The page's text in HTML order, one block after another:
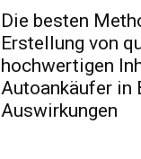
Die besten
Erstellung von
hochwertigen
Autoankäufer in
Auswirkungen